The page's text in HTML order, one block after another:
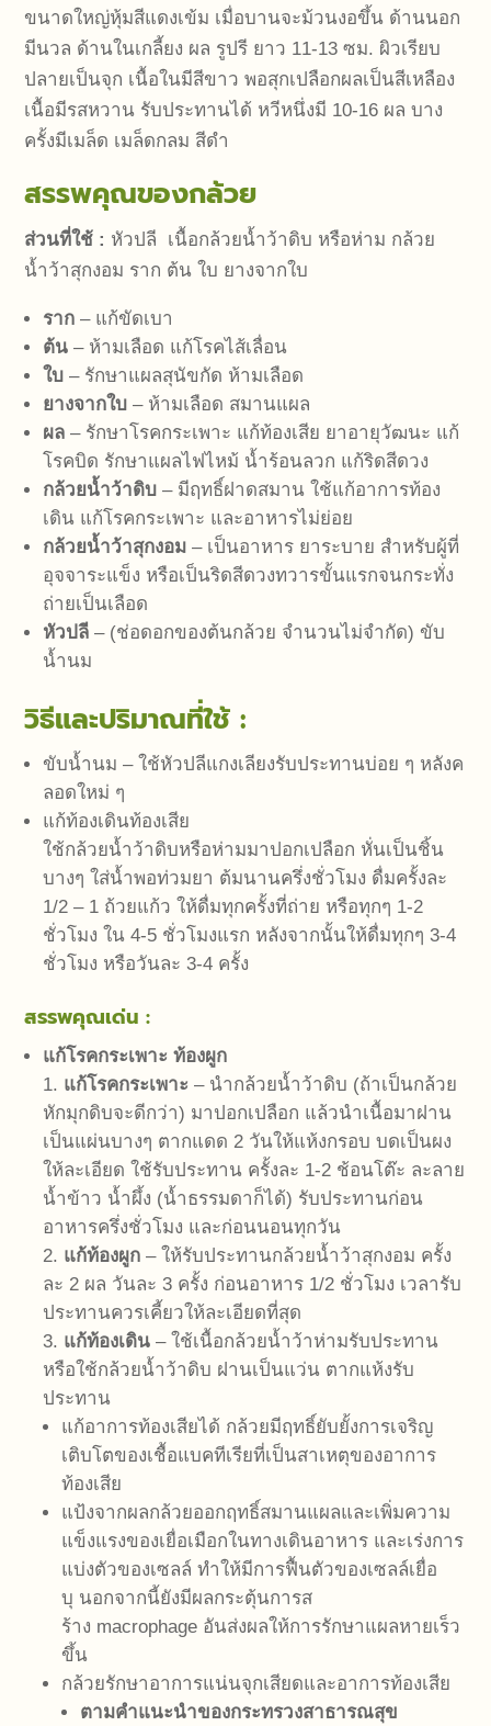
ขนาดใหญ่หุ้มสีแดงเข้ม เมื่อบานจะม้วนงอขึ้น ด้านนอก
มีนวล ด้านในเกลี้ยง ผล รูปรี ยาว 11-13 ซม. ผิวเรียบ
ปลายเป็นจุก เนื้อในมีสีขาว พอสุกเปลือกผลเป็นสีเหลือง
เนื้อมีรสหวาน รับประทานได้ หวีหนึ่งมี 10-16 ผล บาง
ครั้งมีเมล็ด เมล็ดกลม สีดำ
สรรพคุณของกล้วย
ส่วนที่ใช้ : หัวปลี เนื้อกล้วยน้ำว้าดิบ หรือห่าม กล้วย
น้ำว้าสุกงอม ราก ต้น ใบ ยางจากใบ
ราก – แก้ขัดเบา
ต้น – ห้ามเลือด แก้โรคไส้เลื่อน
ใบ – รักษาแผลสุนัขกัด ห้ามเลือด
ยางจากใบ – ห้ามเลือด สมานแผล
ผล – รักษาโรคกระเพาะ แก้ท้องเสีย ยาอายุวัฒนะ แก้
โรคบิด รักษาแผลไฟไหม้ น้ำร้อนลวก แก้ริดสีดวง
กล้วยน้ำว้าดิบ – มีฤทธิ์ฝาดสมาน ใช้แก้อาการท้อง
เดิน แก้โรคกระเพาะ และอาหารไม่ย่อย
กล้วยน้ำว้าสุกงอม – เป็นอาหาร ยาระบาย สำหรับผู้ที่
อุจจาระแข็ง หรือเป็นริดสีดวงทวารขั้นแรกจนกระทั่ง
ถ่ายเป็นเลือด
หัวปลี – (ช่อดอกของต้นกล้วย จำนวนไม่จำกัด) ขับ
น้ำนม
วิธีและปริมาณที่ใช้ :
ขับน้ำนม – ใช้หัวปลีแกงเลียงรับประทานบ่อย ๆ หลังค
ลอดใหม่ ๆ
แก้ท้องเดินท้องเสีย
ใช้กล้วยน้ำว้าดิบหรือห่ามมาปอกเปลือก หั่นเป็นชิ้น
บางๆ ใส่น้ำพอท่วมยา ต้มนานครึ่งชั่วโมง ดื่มครั้งละ
1/2 – 1 ถ้วยแก้ว ให้ดื่มทุกครั้งที่ถ่าย หรือทุกๆ 1-2
ชั่วโมง ใน 4-5 ชั่วโมงแรก หลังจากนั้นให้ดื่มทุกๆ 3-4
ชั่วโมง หรือวันละ 3-4 ครั้ง
สรรพคุณเด่น :
แก้โรคกระเพาะ ท้องผูก
1. แก้โรคกระเพาะ – นำกล้วยน้ำว้าดิบ (ถ้าเป็นกล้วย
หักมุกดิบจะดีกว่า) มาปอกเปลือก แล้วนำเนื้อมาฝาน
เป็นแผ่นบางๆ ตากแดด 2 วันให้แห้งกรอบ บดเป็นผง
ให้ละเอียด ใช้รับประทาน ครั้งละ 1-2 ช้อนโต๊ะ ละลาย
น้ำข้าว น้ำผึ้ง (น้ำธรรมดาก็ได้) รับประทานก่อน
อาหารครึ่งชั่วโมง และก่อนนอนทุกวัน
2. แก้ท้องผูก – ให้รับประทานกล้วยน้ำว้าสุกงอม ครั้ง
ละ 2 ผล วันละ 3 ครั้ง ก่อนอาหาร 1/2 ชั่วโมง เวลารับ
ประทานควรเคี้ยวให้ละเอียดที่สุด
3. แก้ท้องเดิน – ใช้เนื้อกล้วยน้ำว้าห่ามรับประทาน
หรือใช้กล้วยน้ำว้าดิบ ฝานเป็นแว่น ตากแห้งรับ
ประทาน
แก้อาการท้องเสียได้ กล้วยมีฤทธิ์ยับยั้งการเจริญ
เติบโตของเชื้อแบคทีเรียที่เป็นสาเหตุของอาการ
ท้องเสีย
แป้งจากผลกล้วยออกฤทธิ์สมานแผลและเพิ่มความ
แข็งแรงของเยื่อเมือกในทางเดินอาหาร และเร่งการ
แบ่งตัวของเซลล์ ทำให้มีการฟื้นตัวของเซลล์เยื่อ
บุ นอกจากนี้ยังมีผลกระตุ้นการส
ร้าง macrophage อันส่งผลให้การรักษาแผลหายเร็ว
ขึ้น
กล้วยรักษาอาการแน่นจุกเสียดและอาการท้องเสีย
ตามคำแนะนำของกระทรวงสาธารณสุข